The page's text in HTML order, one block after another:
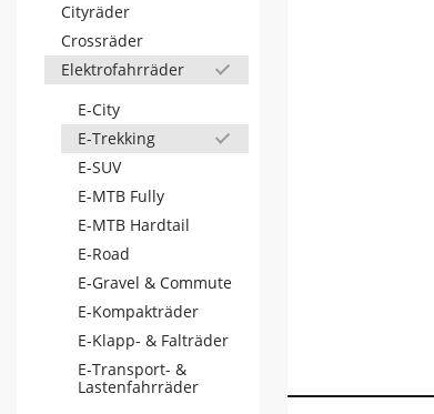
Cityräder
Crossräder
Elektrofahrräder
E-City
E-Trekking
E-SUV
E-MTB Fully
E-MTB Hardtail
E-Road
E-Gravel & Commute
E-Kompakträder
E-Klapp- & Falträder
E-Transport- &
Lastenfahrräder